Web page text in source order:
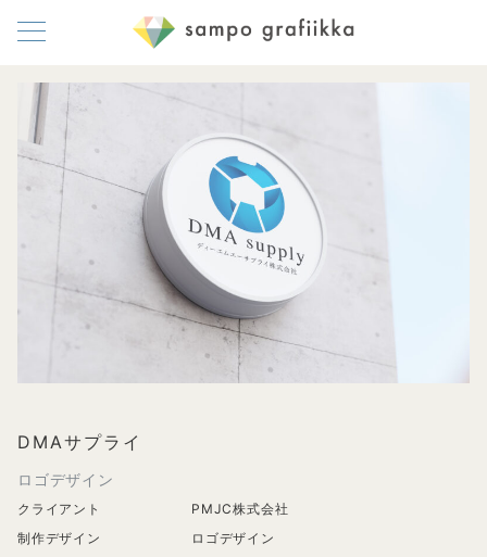
DMAサプライ
ロゴデザイン
クライアント
PMJC株式会社
制作デザイン
ロゴデザイン